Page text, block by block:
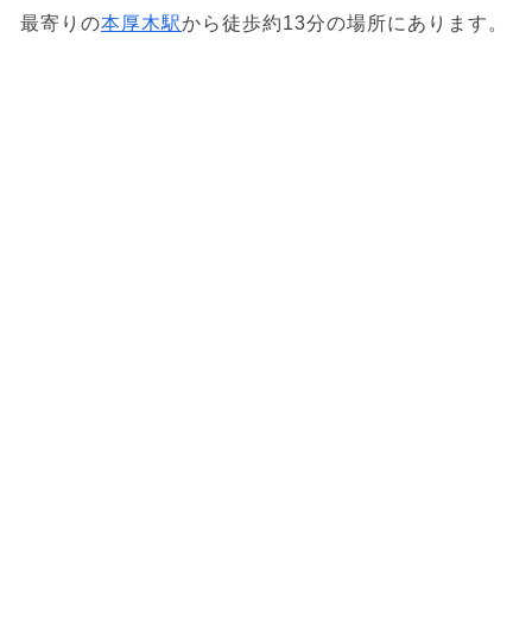
最寄りの本厚木駅から徒歩約13分の場所にあります。